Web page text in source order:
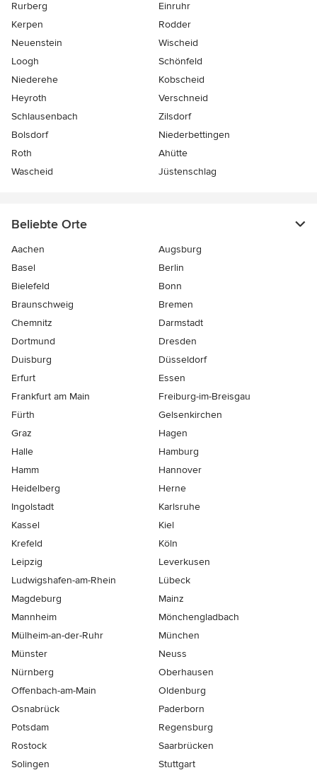
Rurberg
Einruhr
Kerpen
Rodder
Neuenstein
Wischeid
Loogh
Schönfeld
Niederehe
Kobscheid
Heyroth
Verschneid
Schlausenbach
Zilsdorf
Bolsdorf
Niederbettingen
Roth
Ahütte
Wascheid
Jüstenschlag
Beliebte Orte
Aachen
Augsburg
Basel
Berlin
Bielefeld
Bonn
Braunschweig
Bremen
Chemnitz
Darmstadt
Dortmund
Dresden
Duisburg
Düsseldorf
Erfurt
Essen
Frankfurt am Main
Freiburg-im-Breisgau
Fürth
Gelsenkirchen
Graz
Hagen
Halle
Hamburg
Hamm
Hannover
Heidelberg
Herne
Ingolstadt
Karlsruhe
Kassel
Kiel
Krefeld
Köln
Leipzig
Leverkusen
Ludwigshafen-am-Rhein
Lübeck
Magdeburg
Mainz
Mannheim
Mönchen­gladbach
Mülheim-an-der-Ruhr
München
Münster
Neuss
Nürnberg
Oberhausen
Offenbach-am-Main
Oldenburg
Osnabrück
Paderborn
Potsdam
Regensburg
Rostock
Saarbrücken
Solingen
Stuttgart